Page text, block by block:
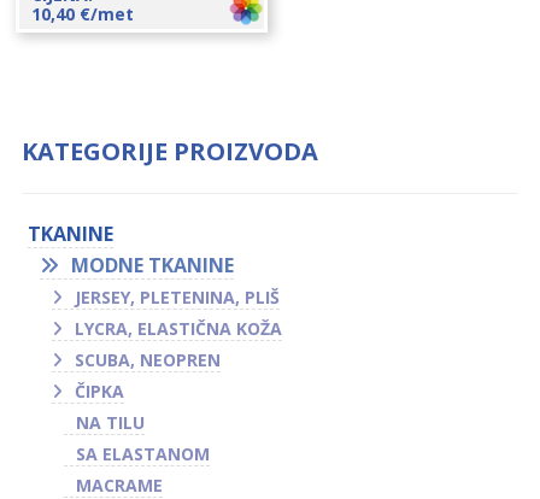
10,40 €/met
KATEGORIJE PROIZVODA
TKANINE
MODNE TKANINE
JERSEY, PLETENINA, PLIŠ
LYCRA, ELASTIČNA KOŽA
SCUBA, NEOPREN
ČIPKA
NA TILU
SA ELASTANOM
MACRAME